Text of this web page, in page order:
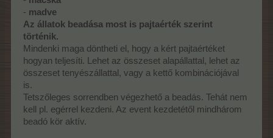
- madve
Az állatok beadása most is pajtaérték szerint
történik.
Mindenki maga döntheti el, hogy a kért pajtaértéket
hogyan teljesíti. Lehet az összeset alapállattal, lehet az
összeset tenyészállattal, vagy a kettő kombinációjával
is.
Tetszőleges sorrendben végezhető a beadás. Tehát nem
kell pl. egérrel kezdeni. Az event kezdetétől mindhárom
beadó kör aktív.